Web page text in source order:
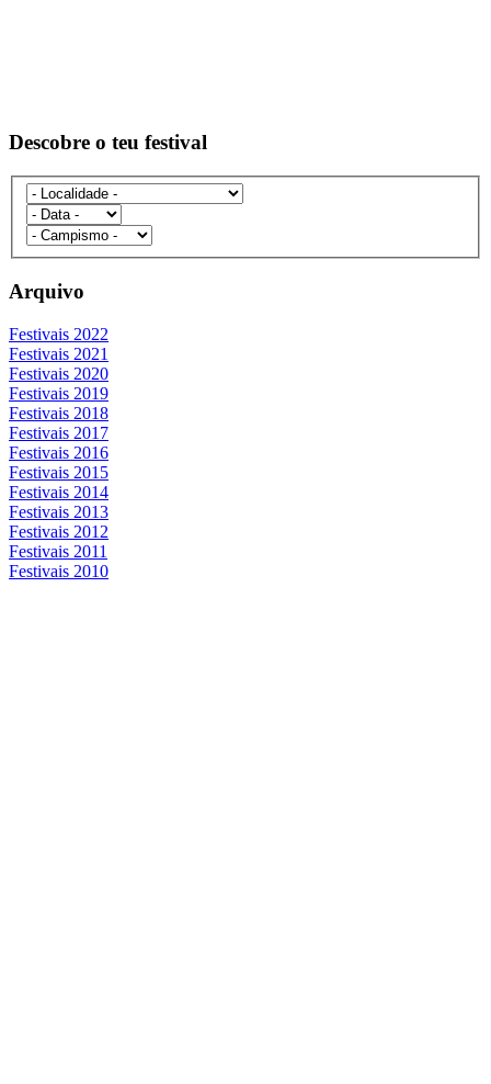
Descobre o teu festival
Arquivo
Festivais 2022
Festivais 2021
Festivais 2020
Festivais 2019
Festivais 2018
Festivais 2017
Festivais 2016
Festivais 2015
Festivais 2014
Festivais 2013
Festivais 2012
Festivais 2011
Festivais 2010